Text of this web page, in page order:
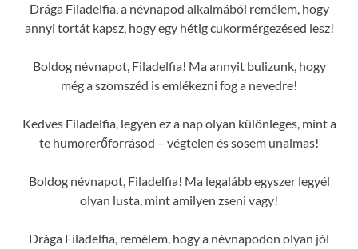
Drága Filadelfia, a névnapod alkalmából remélem, hogy
annyi tortát kapsz, hogy egy hétig cukormérgezésed lesz!
Boldog névnapot, Filadelfia! Ma annyit bulizunk, hogy
még a szomszéd is emlékezni fog a nevedre!
Kedves Filadelfia, legyen ez a nap olyan különleges, mint a
te humorerőforrásod – végtelen és sosem unalmas!
Boldog névnapot, Filadelfia! Ma legalább egyszer legyél
olyan lusta, mint amilyen zseni vagy!
Drága Filadelfia, remélem, hogy a névnapodon olyan jól